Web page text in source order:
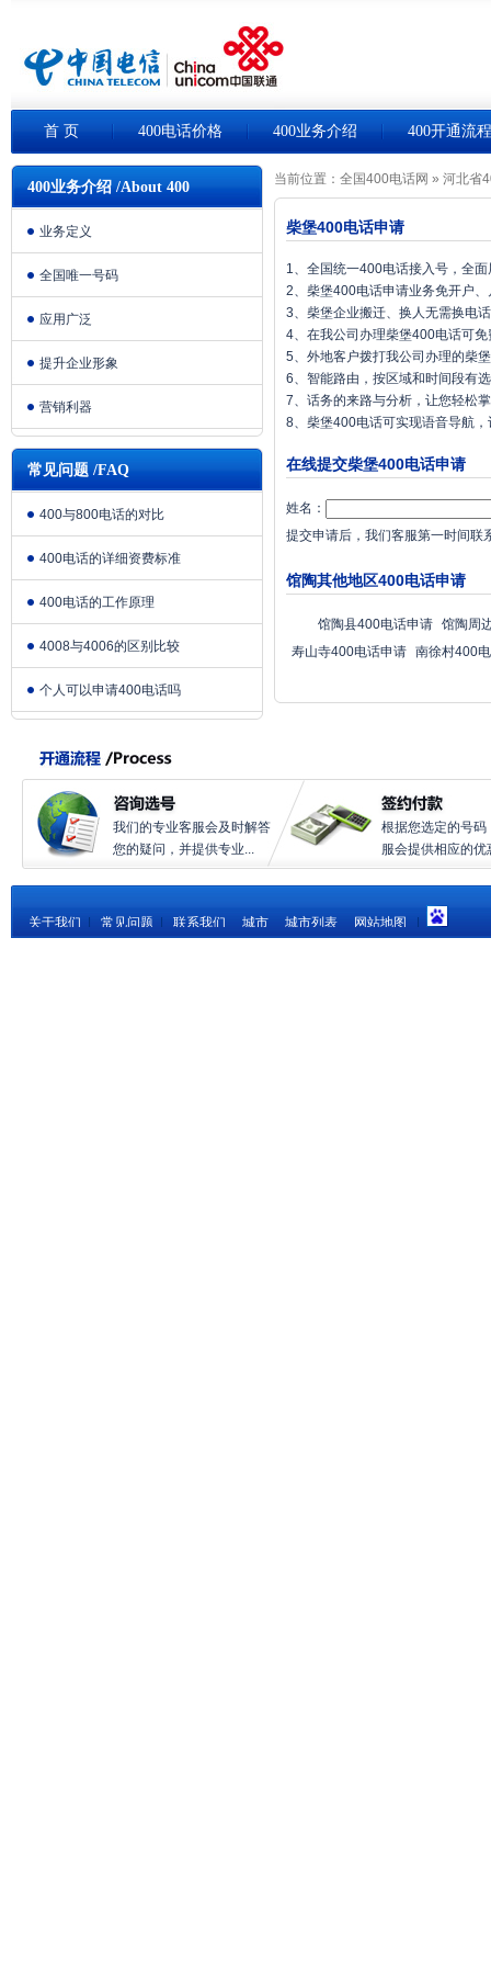
首 页 400电话价格 400业务介绍 400开通流程
400业务介绍 /About 400
业务定义
全国唯一号码
应用广泛
提升企业形象
营销利器
常见问题 /FAQ
400与800电话的对比
400电话的详细资费标准
400电话的工作原理
4008与4006的区别比较
个人可以申请400电话吗
当前位置： 全国400电话网 » 河北省
柴堡400电话申请
1、全国统一400电话接入号，全
2、柴堡400电话申请业务免开户
3、柴堡企业搬迁、换人无需换电
4、在我公司办理柴堡400电话可
5、外地客户拨打我公司办理的柴
6、智能路由，按区域和时间段有
7、话务的来路与分析，让您轻松
8、柴堡400电话可实现语音导航
在线提交柴堡400电话申请
姓名：
提交申请后，我们客服第一时间联
馆陶其他地区400电话申请
馆陶县400电话申请 馆陶周
寿山寺400电话申请 南徐村400
我们的专业客服会及时解答
您的疑问，并提供专业...
根据您选定的号码
服会提供相应的优
关于我们 常见问题 联系我们 城市 城市列表 网站地图